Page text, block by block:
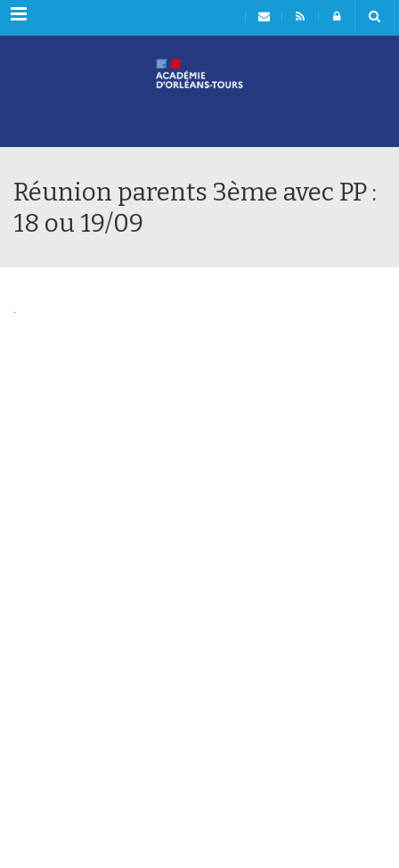
Rubriques
Réunion parents 3ème avec PP :
18 ou 19/09